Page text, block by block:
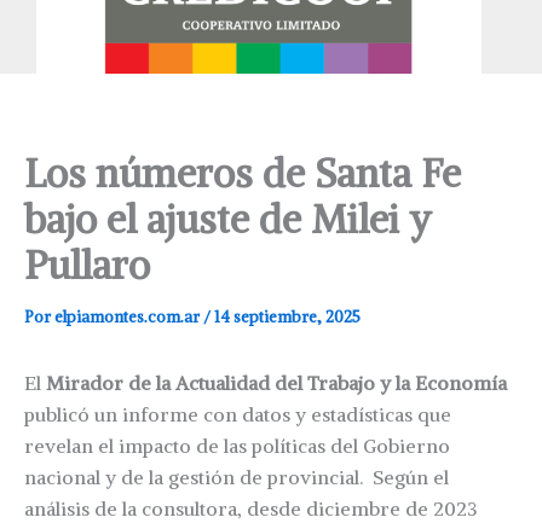
Los números de Santa Fe
bajo el ajuste de Milei y
Pullaro
Porelpiamontes.com.ar/14 septiembre, 2025
El Mirador de la Actualidad del Trabajo y la Economía
publicó un informe con datos y estadísticas que
revelan el impacto de las políticas del Gobierno
nacional y de la gestión de provincial. Según el
análisis de la consultora, desde diciembre de 2023